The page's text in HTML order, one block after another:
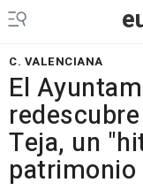
C. VALENCIANA
El
Teja, un